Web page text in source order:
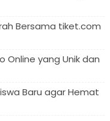
Bersama tiket.com
Online yang Unik dan
Baru agar Hemat